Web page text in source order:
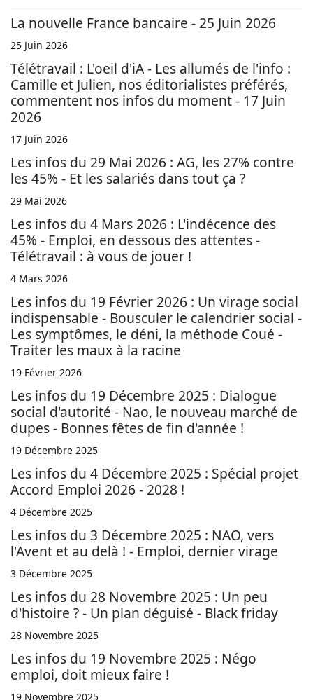
La nouvelle France bancaire - 25 Juin 2026
25 Juin 2026
Télétravail : L'oeil d'iA - Les allumés de l'info :
Camille et Julien, nos éditorialistes préférés,
commentent nos infos du moment - 17 Juin
2026
17 Juin 2026
Les infos du 29 Mai 2026 : AG, les 27% contre
les 45% - Et les salariés dans tout ça ?
29 Mai 2026
Les infos du 4 Mars 2026 : L'indécence des
45% - Emploi, en dessous des attentes -
Télétravail : à vous de jouer !
4 Mars 2026
Les infos du 19 Février 2026 : Un virage social
indispensable - Bousculer le calendrier social -
Les symptômes, le déni, la méthode Coué -
Traiter les maux à la racine
19 Février 2026
Les infos du 19 Décembre 2025 : Dialogue
social d'autorité - Nao, le nouveau marché de
dupes - Bonnes fêtes de fin d'année !
19 Décembre 2025
Les infos du 4 Décembre 2025 : Spécial projet
Accord Emploi 2026 - 2028 !
4 Décembre 2025
Les infos du 3 Décembre 2025 : NAO, vers
l'Avent et au delà ! - Emploi, dernier virage
3 Décembre 2025
Les infos du 28 Novembre 2025 : Un peu
d'histoire ? - Un plan déguisé - Black friday
28 Novembre 2025
Les infos du 19 Novembre 2025 : Négo
emploi, doit mieux faire !
19 Novembre 2025